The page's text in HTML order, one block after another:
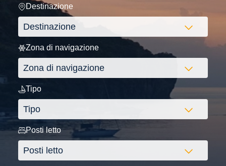
Destinazione
Zona di navigazione
Tipo
Posti letto